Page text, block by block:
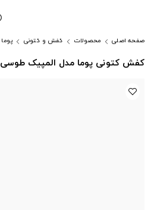
صفحه اصلی محصولات کفش و کتونی پوما
کفش کتونی پوما مدل المپیک طوسی